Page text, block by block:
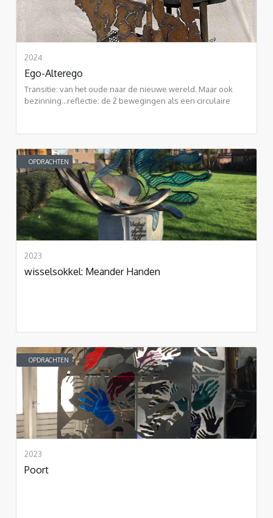
2024
Ego-Alterego
Transitie: van het oude naar de nieuwe wereld. Maar ook
bezinning...reflectie: de 2 bewegingen als een circulaire
OPDRACHTEN
2023
wisselsokkel: Meander Handen
OPDRACHTEN
2023
Poort